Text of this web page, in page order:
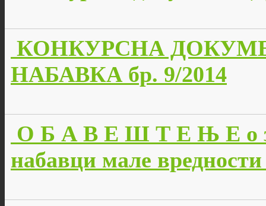
КОНКУРСНА
НАБАВКА бр. 9/2014
О Б А В Е Ш Т Е Њ Е о
набавци мале